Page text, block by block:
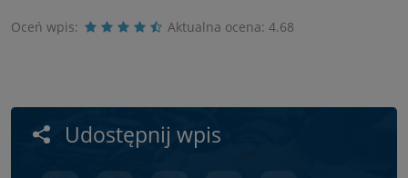
Oceń wpis: Aktualna ocena: 4.68
Udostępnij wpis